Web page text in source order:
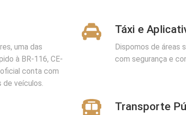
uma das
à BR-116, CE-
conta com
veículos.
Táxi e
Dispomos de áreas
com segurança e
Transporte